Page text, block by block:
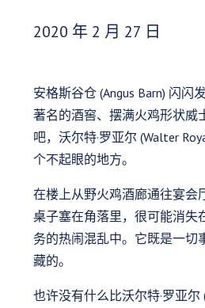
发布日期：
2020 年 2 月 27 日
安格斯谷仓 (Angus Barn) 闪闪
著名的酒窖、摆满火鸡形状威
吧，沃尔特·罗亚尔 (Walter
个不起眼的地方。
在楼上从野火鸡酒廊通往宴会
桌子塞在角落里，很可能消失
务的热闹混乱中。它既是一切
藏的。
也许没有什么比沃尔特·罗亚尔